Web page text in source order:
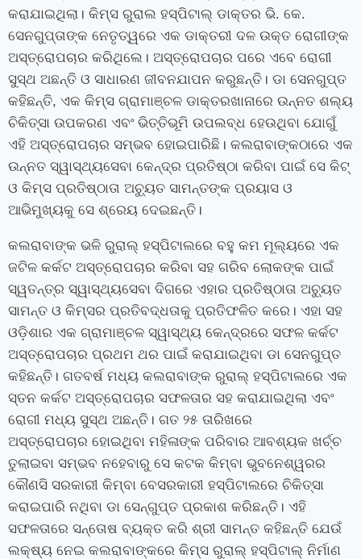
କରାଯାଇଥିଲା। କିମ୍‍ସ ରୁରାଲ ହସ୍‍ପିଟାଲ୍‍ ଡାକ୍ତର ଭି. କେ.
ସେନଗୁପ୍ତାଙ୍କ ନେତୃତ୍ୱରେ ଏକ ଡାକ୍ତରୀ ଦଳ ଉକ୍ତ ରୋଗୀଙ୍କ
ଅସ୍ତ୍ରୋପଚାର କରିଥିଲେ। ଅସ୍ତ୍ରୋପଚାର ପରେ ଏବେ ରୋଗୀ
ସୁସ୍ଥ ଅଛନ୍ତି ଓ ସାଧାରଣ ଜୀବନଯାପନ କରୁଛନ୍ତି। ଡା ସେନଗୁପ୍ତ
କହିଛନ୍ତି, ଏକ କିମ୍‍ସ ଗ୍ରାମାଞ୍ଚଳ ଡାକ୍ତରଖାନାରେ ଉନ୍ନତ ଶଲ୍ୟ
ଚିକିତ୍ସା ଉପକରଣ ଏବଂ ଭିତ୍ତିଭୂମି ଉପଲବ୍ଧ ହେଉଥିବା ଯୋଗୁଁ
ଏହି ଅସ୍ତ୍ରୋପଚାର ସମ୍ଭବ ହୋଇପାରିଛି। କଲରାବାଙ୍କଠାରେ ଏକ
ଉନ୍ନତ ସ୍ୱାସ୍ଥ୍ୟସେବା କେନ୍ଦ୍ର ପ୍ରତିଷ୍ଠା କରିବା ପାଇଁ ସେ କିଟ୍‍
ଓ କିମ୍‍ସ ପ୍ରତିଷ୍ଠାତା ଅଚ୍ୟୁତ ସାମନ୍ତଙ୍କ ପ୍ରୟାସ ଓ
ଆଭିମୁଖ୍ୟକୁ ସେ ଶ୍ରେୟ ଦେଇଛନ୍ତି।
କଲରାବାଙ୍କ ଭଳି ରୁରାଲ୍‍ ହସ୍‍ପିଟାଲରେ ବହୁ କମ ମୂଲ୍ୟରେ ଏକ
ଜଟିଳ କର୍କଟ ଅସ୍ତ୍ରୋପଚାର କରିବା ସହ ଗରିବ ଲୋକଙ୍କ ପାଇଁ
ସ୍ୱତନ୍ତ୍ର ସ୍ୱାସ୍ଥ୍ୟସେବା ଦିଗରେ ଏହାର ପ୍ରତିଷ୍ଠାତା ଅଚ୍ୟୁତ
ସାମନ୍ତ ଓ କିମ୍‍ସର ପ୍ରତିବଦ୍ଧତାକୁ ପ୍ରତିଫଳିତ କରେ। ଏହା ସହ
ଓଡ଼ିଶାର ଏକ ଗ୍ରାମାଞ୍ଚଳ ସ୍ୱାସ୍ଥ୍ୟ କେନ୍ଦ୍ରରେ ସଫଳ କର୍କଟ
ଅସ୍ତ୍ରୋପଚାର ପ୍ରଥମ ଥର ପାଇଁ କରାଯାଇଥିବା ଡା ସେନଗୁପ୍ତ
କହିଛନ୍ତି। ଗତବର୍ଷ ମଧ୍ୟ କଲରାବାଙ୍କ ରୁରାଲ୍‍ ହସ୍‍ପିଟାଲରେ ଏକ
ସ୍ତନ କର୍କଟ ଅସ୍ତ୍ରୋପଚାର ସଫଳତାର ସହ କରାଯାଇଥିଲା ଏବଂ
ରୋଗୀ ମଧ୍ୟ ସୁସ୍ଥ ଅଛନ୍ତି। ଗତ ୨୫ ତାରିଖରେ
ଅସ୍ତ୍ରୋପଚାର ହୋଇଥିବା ମହିଳାଙ୍କ ପରିବାର ଆବଶ୍ୟକ ଖର୍ଚ୍ଚ
ତୁଲାଇବା ସମ୍ଭବ ନହେବାରୁ ସେ କଟକ କିମ୍ବା ଭୁବନେଶ୍ୱରର
କୌଣସି ସରକାରୀ କିମ୍ବା ବେସରକାରୀ ହସ୍ପିଟାଲରେ ଚିକିତ୍ସା
କରାଇପାରି ନଥିବା ଡା ସେନ୍‍ଗୁପ୍ତ ପ୍ରକାଶ କରିଛନ୍ତି। ଏହି
ସଫଳତାରେ ସନ୍ତୋଷ ବ୍ୟକ୍ତ କରି ଶ୍ରୀ ସାମନ୍ତ କହିଛନ୍ତି ଯେଉଁ
ଲକ୍ଷ୍ୟ ନେଇ କଲରାବାଙ୍କରେ କିମ୍‍ସ ରୁରାଲ୍‍ ହସ୍‍ପିଟାଲ୍‍ ନିର୍ମାଣ